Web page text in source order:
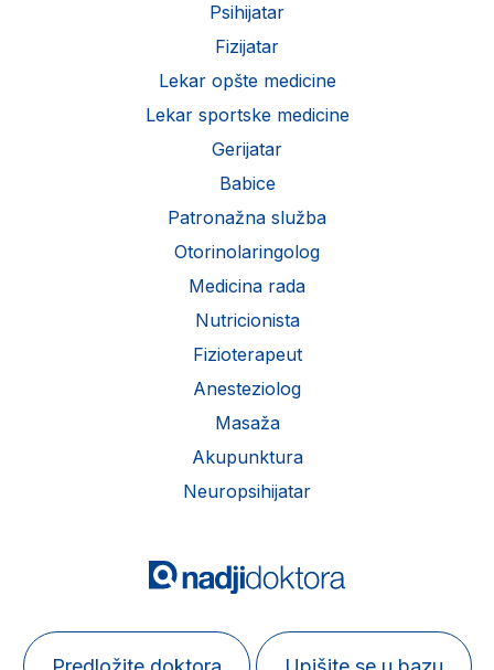
Psihijatar
Fizijatar
Lekar opšte medicine
Lekar sportske medicine
Gerijatar
Babice
Patronažna služba
Otorinolaringolog
Medicina rada
Nutricionista
Fizioterapeut
Anesteziolog
Masaža
Akupunktura
Neuropsihijatar